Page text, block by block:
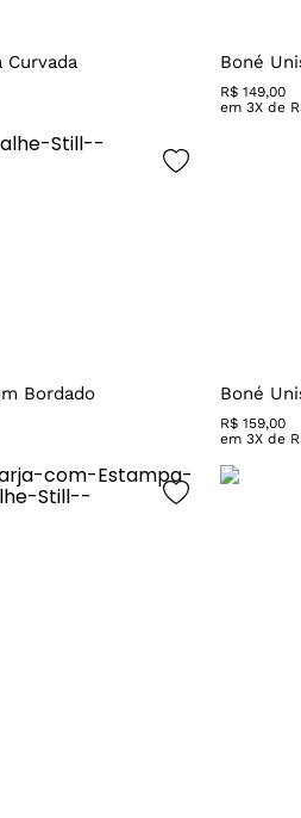
Curvada Boné
R$ 149,00
em 3X de
Bordado Boné
R$ 159,00
em 3X de